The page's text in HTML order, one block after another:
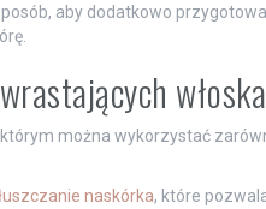
aby dodatkowo
można wykorzystać
naskórka, które